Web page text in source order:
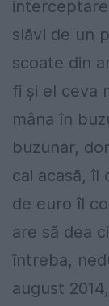
slăvi de un
scoate din
fi și el ceva
mâna în
buzunar,
cai acasă, îl
de euro îl
are să dea
întreba,
august